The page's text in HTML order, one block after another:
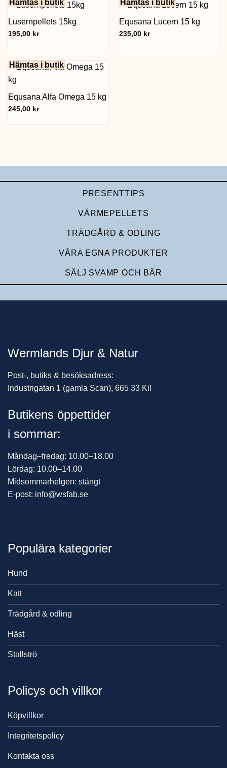
Hämtas i butik
Lusernpellets 15kg
195,00 kr
Hämtas i butik
Equsana Lucern 15 kg
235,00 kr
Hämtas i butik
Equsana Alfa Omega 15 kg
245,00 kr
PRESENTTIPS
VÄRMEPELLETS
TRÄDGÅRD & ODLING
VÅRA EGNA PRODUKTER
SÄLJ SVAMP OCH BÄR
Wermlands Djur & Natur
Post-, butiks & besöksadress:
Industrigatan 1 (gamla Scan), 665 33 Kil
Butikens öppettider
i sommar:
Måndag–fredag: 10.00–18.00
Lördag: 10.00–14.00
Midsommarhelgen: stängt
E-post: info@wsfab.se
Populära kategorier
Hund
Katt
Trädgård & odling
Häst
Stallströ
Policys och villkor
Köpvillkor
Integritetspolicy
Kontakta oss